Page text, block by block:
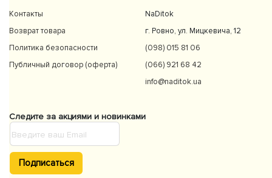
Контакты
Возврат товара
Политика безопасности
Публичный договор (оферта)
NaDitok
г. Ровно, ул. Мицкевича, 12
(098) 015 81 06
(066) 921 68 42
info@naditok.ua
Следите за акциями и новинками
Подписаться